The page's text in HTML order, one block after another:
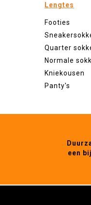
Lengtes
Footies
Quarter
Normale
Kniekousen
Panty's
een